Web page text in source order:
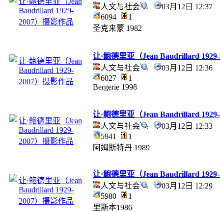
人文与社会
03月12日 12:37
6094
1
圣克来蒙 1982
让·鲍德里亚（Jean Baudrillard
人文与社会
03月12日 12:36
6027
1
Bergerie 1998
让·鲍德里亚（Jean Baudrillard
人文与社会
03月12日 12:33
5941
1
阿姆斯特丹 1989
让·鲍德里亚（Jean Baudrillard
人文与社会
03月12日 12:29
5980
1
里斯本1986